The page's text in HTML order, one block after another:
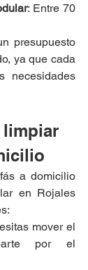
: Entre 70
presupuesto
ya que cada
necesidades
limpiar
a domicilio
en Rojales
mover el
por el